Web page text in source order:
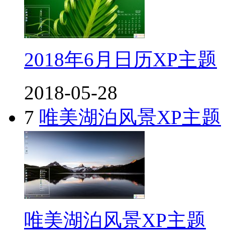
2018年6月日历XP主题
2018-05-28
7 唯美湖泊风景XP主题
唯美湖泊风景XP主题